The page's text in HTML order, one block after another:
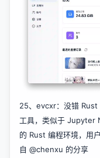
25、 evcxr：没错
工具，类似于 Jupyter
的 Rust 编程环境，用
自 @chenxu 的分享